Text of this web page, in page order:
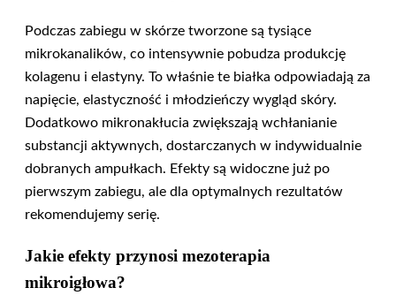
Podczas zabiegu w skórze tworzone są tysiące
mikrokanalików, co intensywnie pobudza produkcję
kolagenu i elastyny. To właśnie te białka odpowiadają za
napięcie, elastyczność i młodzieńczy wygląd skóry.
Dodatkowo mikronakłucia zwiększają wchłanianie
substancji aktywnych, dostarczanych w indywidualnie
dobranych ampułkach. Efekty są widoczne już po
pierwszym zabiegu, ale dla optymalnych rezultatów
rekomendujemy serię.
Jakie efekty przynosi mezoterapia
mikroigłowa?